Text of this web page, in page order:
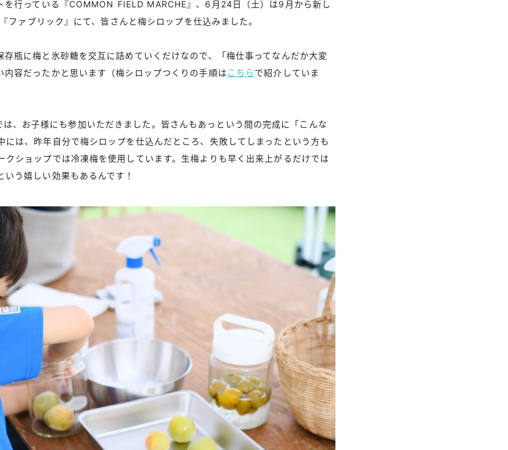
を行っている『COMMON FIELD MARCHE』、6月24日（土）は9月から新し
ファブリック』にて、皆さんと梅シロップを仕込みました。
瓶に梅と氷砂糖を交互に詰めていくだけなので、「梅仕事ってなんだか大変
容だったかと思います（梅シロップつくりの手順は こちら で紹介していま
、お子様にも参加いただきました。皆さんもあっという間の完成に「こんな
には、昨年自分で梅シロップを仕込んだところ、失敗してしまったという方も
クショップでは冷凍梅を使用しています。生梅よりも早く出来上がるだけでは
う嬉しい効果もあるんです！